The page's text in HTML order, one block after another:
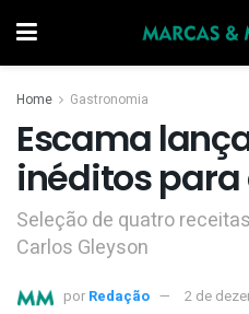
Home Gastronomia
Escama
inéditos para
Seleção de quatro
Carlos Gleyson
por Redação 2 de